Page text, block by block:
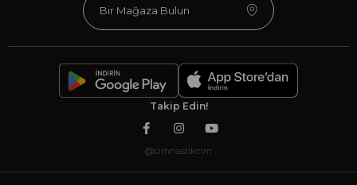
Bir Mağaza Bulun
Takip Edin!
@cimnastikcim